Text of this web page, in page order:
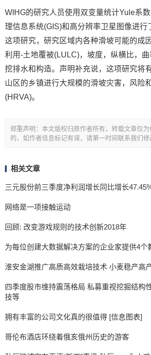
WIHG的研究人员使用双变量统计Yule系
理信息系统(GIS)和高分辨率卫星图像进行
这项研究，研究区域内各种滑坡可能的成
利用-土地覆被(LULC)，坡度，纵横比，
挖排水和构造。声明补充说，这项研究将
山区的乡镇进行大规模的滑坡灾害，风险
(HRVA)。
郑重声明：本文版权归原作者所有，转载文章仅为
的，如作者信息标记有误，请第一时间联系我们修
相关文章
三元股份前三季度净利润增长同比增长
网络是一项接触运动
回顾: 改变游戏规则的技术创新2018年
为每位创建大数据解决方案的企业家提供4个
淮安金湖推广高质高效栽培技术 小麦稳产高
四季度股市维持震荡格局 私募重视挖掘结构
技等
拥有丰富的公司文化真的很值得 [信息图表]
哥伦布酒店环绕着俄亥俄州历史的游客